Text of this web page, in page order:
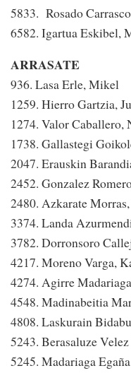
5833. Rosado
6582. Igartua
ARRASATE
936. Lasa Erle,
1259. Hierro
1274. Valor
1738. Gallastegi
2047. Erauskin
2452. Gonzalez
2480. Azkarate
3374. Landa
3782. Dorronsoro
4217. Moreno
4274. Agirre
4548. Madinabeitia
4808. Laskurain
5243. Berasaluze
5245. Madariaga